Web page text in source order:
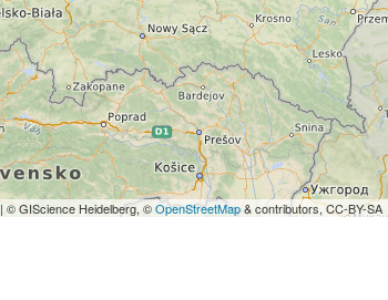
| © GIScience Heidelberg, ©OpenStreetMap& contributors, CC-BY-SA